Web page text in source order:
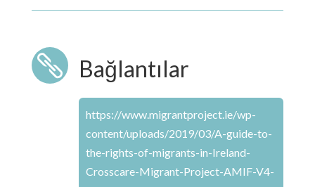
 Bağlantılar
https://www.migrantproject.ie/wp-
content/uploads/2019/03/A-guide-to-
the-rights-of-migrants-in-Ireland-
Crosscare-Migrant-Project-AMIF-V4-